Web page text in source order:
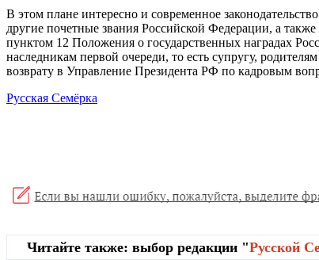
В этом плане интересно и современное
другие почетные звания Российской Федерации, а
пунктом 12 Положения о государственных наградах
наследникам первой очереди, то есть супругу,
возврату в Управление Президента РФ по кадровым
Русская Семёрка
Читайте также: выбор редакции "Русской